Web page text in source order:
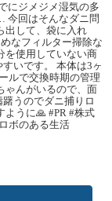
にジメジメ湿気の多
今回はそんなダニ問
出して、袋に入れ
なフィルター掃除な
を使用していない商
いです。 本体は3ヶ
ルで交換時期の管理
ゃんがいるので、面
うのでダニ捕りロ
うに🙏 #PR #株式
ボのある生活